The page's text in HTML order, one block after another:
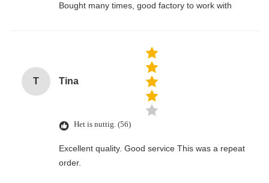
Bought many times, good factory to work with
T Tina
Het is nuttig. (56)
Excellent quality. Good service This was a repeat
order.